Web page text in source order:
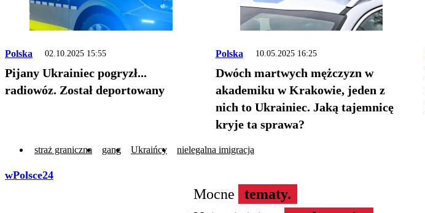
Polska 02.10.2025 15:55
Pijany Ukrainiec pogryzł...
radiowóz. Został deportowany
Polska 10.05.2025 16:25
Dwóch martwych mężczyzn w
akademiku w Krakowie, jeden z
nich to Ukrainiec. Jaką tajemnicę
kryje ta sprawa?
straż graniczna gang Ukraińcy nielegalna imigracja
wPolsce24
Mocne
tematy.